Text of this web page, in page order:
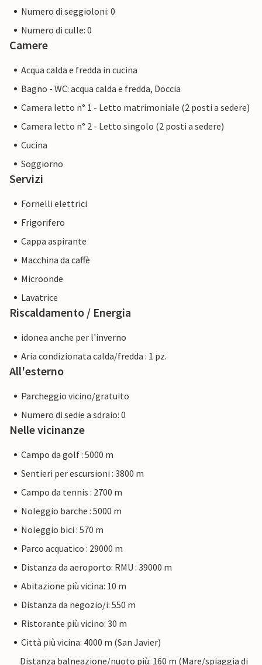
Numero di seggioloni: 0
Numero di culle: 0
Camere
Acqua calda e fredda in cucina
Bagno - WC: acqua calda e fredda, Doccia
Camera letto n° 1 - Letto matrimoniale (2 posti a sedere)
Camera letto n° 2 - Letto singolo (2 posti a sedere)
Cucina
Soggiorno
Servizi
Fornelli elettrici
Frigorifero
Cappa aspirante
Macchina da caffè
Microonde
Lavatrice
Riscaldamento / Energia
idonea anche per l'inverno
Aria condizionata calda/fredda : 1 pz.
All'esterno
Parcheggio vicino/gratuito
Numero di sedie a sdraio: 0
Nelle vicinanze
Campo da golf : 5000 m
Sentieri per escursioni : 3800 m
Campo da tennis : 2700 m
Noleggio barche : 5000 m
Noleggio bici : 570 m
Parco acquatico : 29000 m
Distanza da aeroporto: RMU : 39000 m
Abitazione più vicina: 10 m
Distanza da negozio/i: 550 m
Ristorante più vicino: 30 m
Città più vicina: 4000 m (San Javier)
Distanza balneazione/nuoto più: 160 m (Mare/spiaggia di